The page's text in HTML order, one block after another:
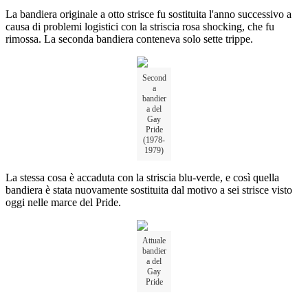
La bandiera originale a otto strisce fu sostituita l'anno successivo a
causa di problemi logistici con la striscia rosa shocking, che fu
rimossa. La seconda bandiera conteneva solo sette trippe.
Second
a
bandier
a del
Gay
Pride
(1978-
1979)
La stessa cosa è accaduta con la striscia blu-verde, e così quella
bandiera è stata nuovamente sostituita dal motivo a sei strisce visto
oggi nelle marce del Pride.
Attuale
bandier
a del
Gay
Pride